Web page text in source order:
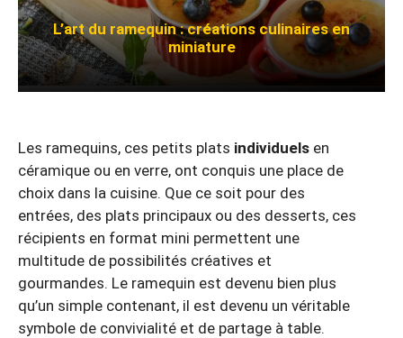
L’art du ramequin : créations culinaires en
miniature
Les ramequins, ces petits plats individuels en
céramique ou en verre, ont conquis une place de
choix dans la cuisine. Que ce soit pour des
entrées, des plats principaux ou des desserts, ces
récipients en format mini permettent une
multitude de possibilités créatives et
gourmandes. Le ramequin est devenu bien plus
qu’un simple contenant, il est devenu un véritable
symbole de convivialité et de partage à table.